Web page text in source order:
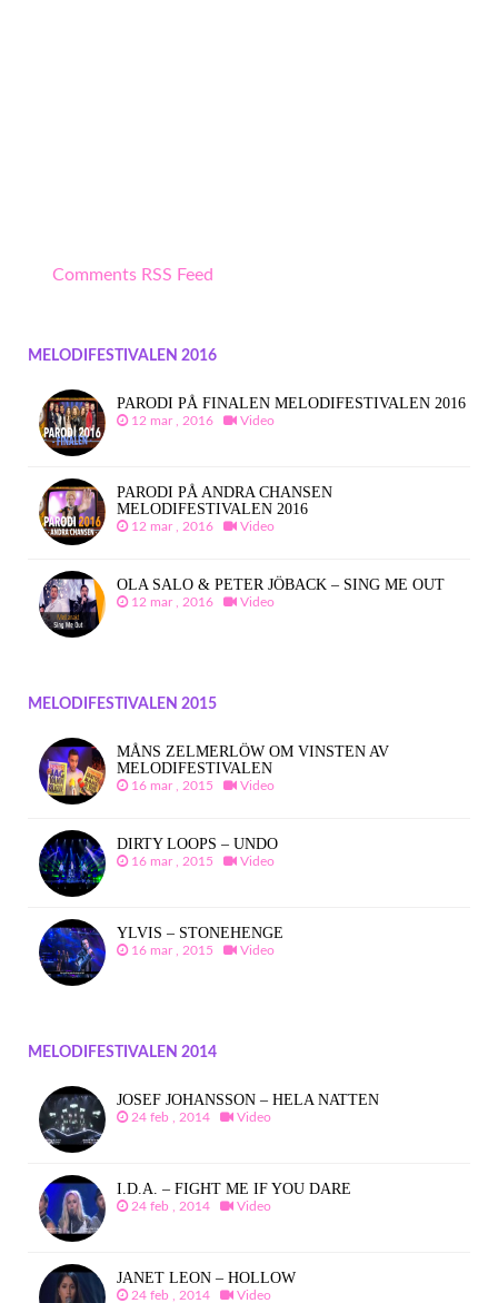
Comments RSS Feed
MELODIFESTIVALEN 2016
PARODI PÅ FINALEN MELODIFESTIVALEN 2016
12 mar , 2016 Video
PARODI PÅ ANDRA CHANSEN
MELODIFESTIVALEN 2016
12 mar , 2016 Video
OLA SALO & PETER JÖBACK – SING ME OUT
12 mar , 2016 Video
MELODIFESTIVALEN 2015
MÅNS ZELMERLÖW OM VINSTEN AV
MELODIFESTIVALEN
16 mar , 2015 Video
DIRTY LOOPS – UNDO
16 mar , 2015 Video
YLVIS – STONEHENGE
16 mar , 2015 Video
MELODIFESTIVALEN 2014
JOSEF JOHANSSON – HELA NATTEN
24 feb , 2014 Video
I.D.A. – FIGHT ME IF YOU DARE
24 feb , 2014 Video
JANET LEON – HOLLOW
24 feb , 2014 Video